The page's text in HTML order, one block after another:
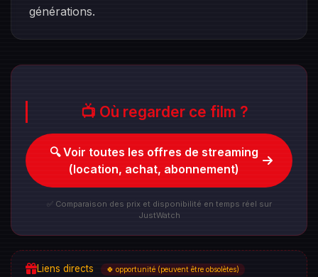
générations.
📺 Où regarder ce film ?
🔍 Voir toutes les offres de streaming
(location, achat, abonnement)
✅ Comparaison des prix et disponibilité en temps réel sur
JustWatch
Liens directs 🍀 opportunité (peuvent être obsolètes)